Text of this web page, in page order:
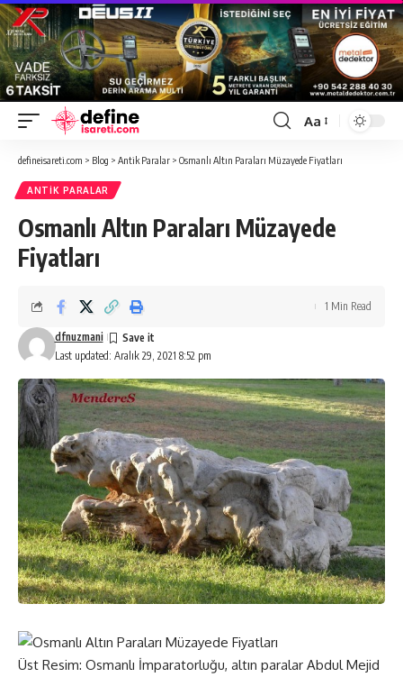
Font
Resizer
Aa
defineisareti.com > Blog > Antik Paralar > Osmanlı Altın Paraları Müzayede Fiyatları
ANTIK PARALAR
Osmanlı Altın Paraları Müzayede
Fiyatları
Last updated: Aralık 29, 2021 8:52 pm
dfnuzmani
1 Min Read
Üst Resim: Osmanlı İmparatorluğu, altın paralar Abdul Mejid